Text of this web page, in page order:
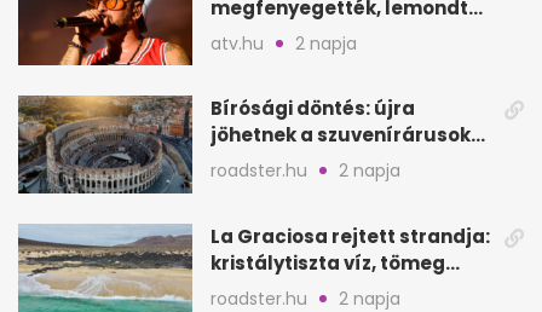
megfenyegették, lemondta
a sepsiszentgyörgyi
atv.hu 2 napja
Bírósági döntés: újra
jöhetnek a szuvenírárusok
Európa ikonikus helyére
roadster.hu 2 napja
La Graciosa rejtett strandja:
kristálytiszta víz, tömeg
nélkül
roadster.hu 2 napja